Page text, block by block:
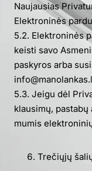
Naujausias
Elektroninės
5.2. Elektroninės
keisti savo
paskyros arba
5.3. Jeigu dėl
klausimų,
mumis
Trečiųjų